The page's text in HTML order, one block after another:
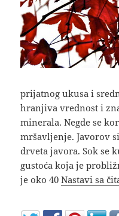
prijatnog ukusa i
hranjiva vrednost i
minerala. Negde se
mršavljenje. Javorov
drveta javora. Sok se
gustoća koja je
je oko 40Nastavi sa